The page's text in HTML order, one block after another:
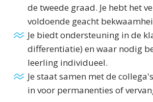
de tweede graad. Je hebt het
voldoende geacht
Je biedt ondersteuning in de
differentiatie) en waar nodig
leerling individueel.
Je staat samen met de
in voor permanenties of